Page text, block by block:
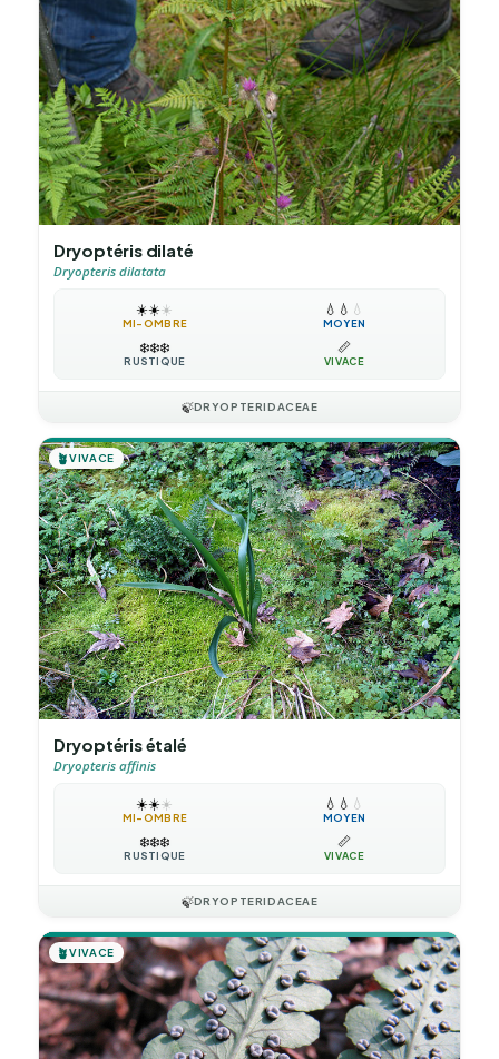
Dryoptéris dilaté
Dryopteris dilatata
☀️☀️☀️
MI-OMBRE
💧 💧 💧
MOYEN
❄️❄️❄️
RUSTIQUE
📏
VIVACE
🍃DRYOPTERIDACEAE
🪴VIVACE
Dryoptéris étalé
Dryopteris affinis
☀️☀️☀️
MI-OMBRE
💧 💧 💧
MOYEN
❄️❄️❄️
RUSTIQUE
📏
VIVACE
🍃DRYOPTERIDACEAE
🪴VIVACE